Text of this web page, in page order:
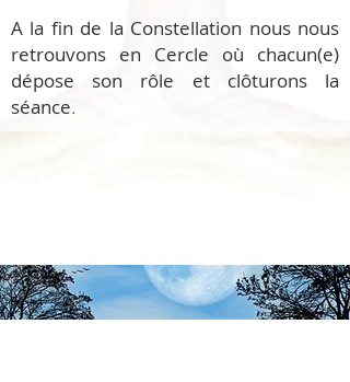
A la fin de la Constellation nous nous
retrouvons en Cercle où chacun(e)
dépose son rôle et clôturons la
séance.